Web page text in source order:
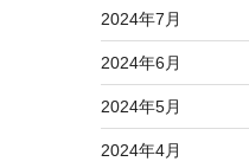
2024年7月
2024年6月
2024年5月
2024年4月